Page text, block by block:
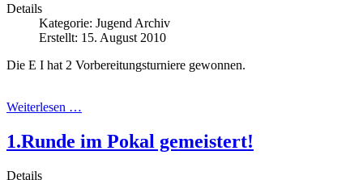
Details
Kategorie: Jugend Archiv
Erstellt: 15. August 2010
Die E I hat 2 Vorbereitungsturniere gewonnen.
Weiterlesen …
1.Runde im Pokal gemeistert!
Details